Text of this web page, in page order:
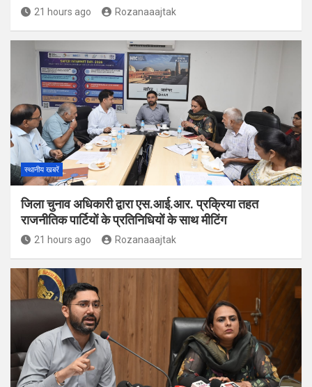
21 hours ago Rozanaaajtak
स्थानीय खबरें
जिला चुनाव अधिकारी द्वारा एस.आई.आर. प्रक्रिया तहत
राजनीतिक पार्टियों के प्रतिनिधियों के साथ मीटिंग
21 hours ago Rozanaaajtak